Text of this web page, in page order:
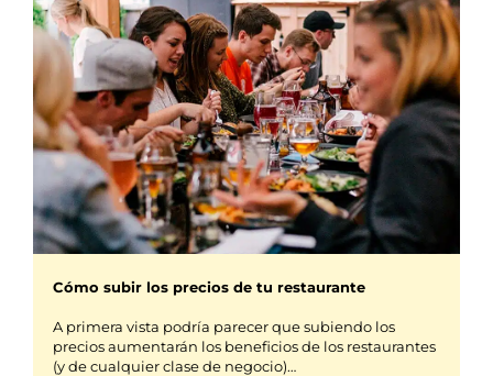
Cómo subir los precios de tu restaurante
A primera vista podría parecer que subiendo los
precios aumentarán los beneficios de los restaurantes
(y de cualquier clase de negocio)…